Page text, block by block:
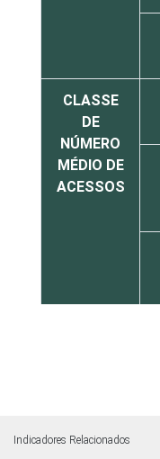
CLASSE
DE
NÚMERO
MÉDIO DE
ACESSOS
DE
Indicadores Relacionados